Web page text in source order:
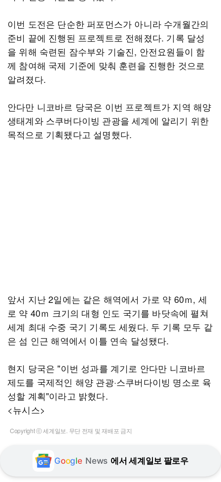
이번 도전은 단순한 퍼포먼스가 아니라 수개월간의
준비 끝에 진행된 프로젝트로 전해졌다. 기록 달성
을 위해 숙련된 잠수부와 기술진, 안전요원들이 함
께 참여해 국제 기준에 맞춰 훈련을 진행한 것으로
알려졌다.
안다만 니코바르 당국은 이번 프로젝트가 지역 해양
생태계와 스쿠버다이빙 관광을 세계에 알리기 위한
목적으로 기획됐다고 설명했다.
앞서 지난 2일에는 같은 해역에서 가로 약 60ｍ, 세
로 약 40ｍ 크기의 대형 인도 국기를 바닷속에 펼쳐
세계 최대 수중 국기 기록도 세웠다. 두 기록 모두 같
은 섬 인근 해역에서 이틀 연속 달성됐다.
현지 당국은 "이번 성과를 계기로 안다만 니코바르
제도를 국제적인 해양 관광·스쿠버다이빙 명소로 육
성할 계획"이라고 밝혔다.
<뉴시스>
Copyright ⓒ 세계일보. 무단 전재 및 재배포 금지
Google News 에서 세계일보 팔로우